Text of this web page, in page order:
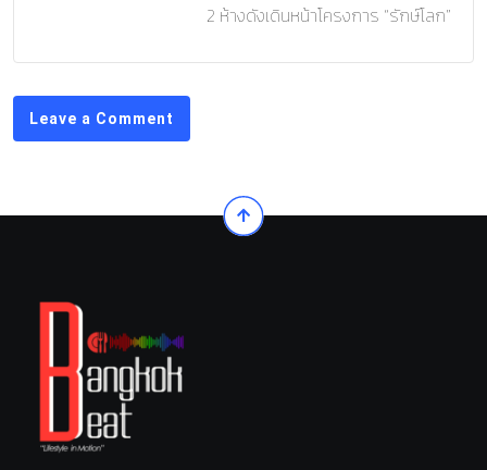
2 ห้างดังเดินหน้าโครงการ “รักษ์โลก”
Leave a Comment